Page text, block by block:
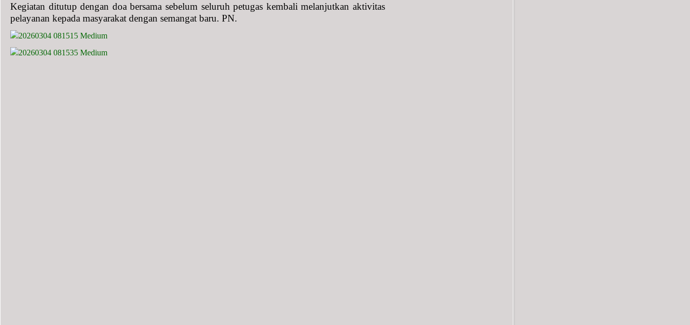
Kegiatan ditutup dengan doa bersama sebelum seluruh petugas kembali melanjutkan aktivitas
pelayanan kepada masyarakat dengan semangat baru. PN.